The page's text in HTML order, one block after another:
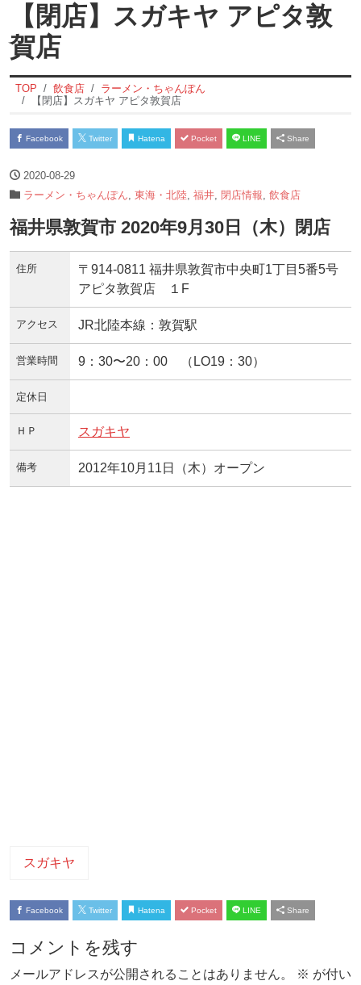
【閉店】スガキヤ アピタ敦
賀店
TOP 飲食店
ラーメン・ちゃんぽん
【閉店】スガキヤ アピタ敦賀店
Facebook Twitter Hatena Pocket LINE Share
2020-08-29
ラーメン・ちゃんぽん 東海・北陸 福井 閉店情報 飲食店
福井県敦賀市 2020年9月30日（木）閉店
住所
〒914-0811 福井県敦賀市中央町1丁目5番5号
アピタ敦賀店 １F
アクセス JR北陸本線：敦賀駅
営業時間 9：30〜20：00 （LO19：30）
定休日
ＨＰ スガキヤ
備考 2012年10月11日（木）オープン
スガキヤ
Facebook Twitter Hatena Pocket LINE Share
コメントを残す
メールアドレスが公開されることはありません。 ※ が付い